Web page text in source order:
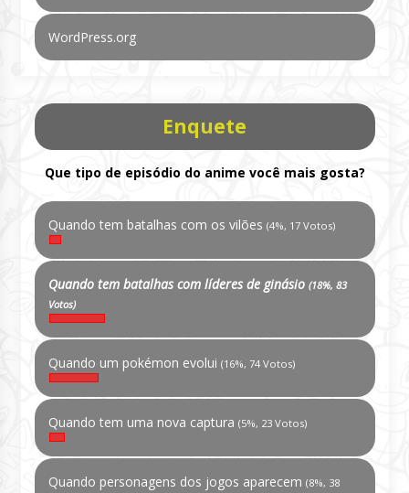
WordPress.org
Enquete
Que tipo de episódio do anime você mais gosta?
Quando tem batalhas com os vilões (4%, 17 Votos)
Quando tem batalhas com líderes de ginásio (18%, 83
Votos)
Quando um pokémon evolui (16%, 74 Votos)
Quando tem uma nova captura (5%, 23 Votos)
Quando personagens dos jogos aparecem (8%, 38